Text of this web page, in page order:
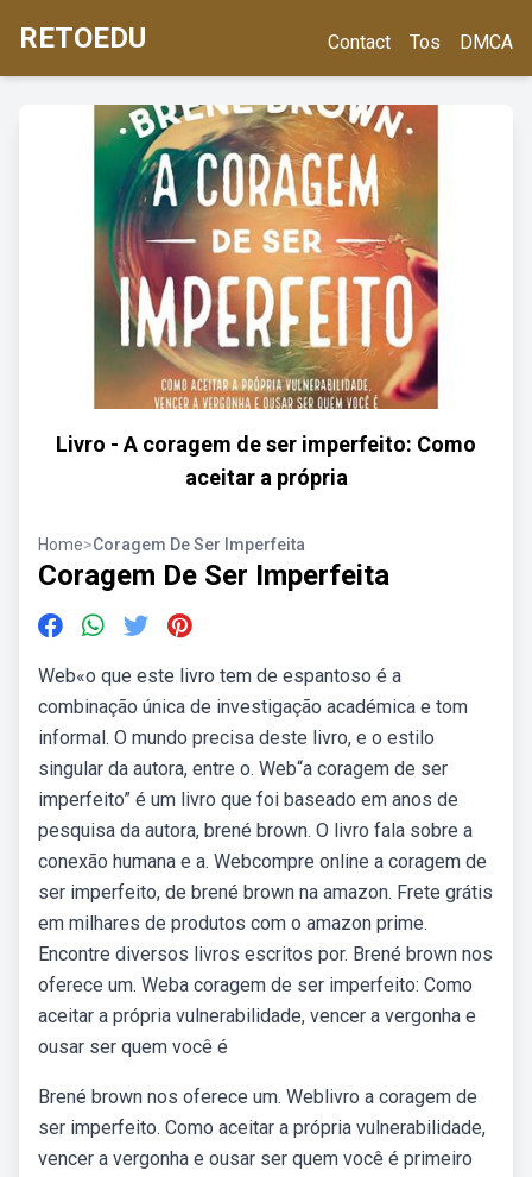
RETOEDU Contact Tos DMCA
Livro - A coragem de ser imperfeito: Como
aceitar a própria
Home>Coragem De Ser Imperfeita
Coragem De Ser Imperfeita
Web«o que este livro tem de espantoso é a
combinação única de investigação académica e tom
informal. O mundo precisa deste livro, e o estilo
singular da autora, entre o. Web“a coragem de ser
imperfeito” é um livro que foi baseado em anos de
pesquisa da autora, brené brown. O livro fala sobre a
conexão humana e a. Webcompre online a coragem de
ser imperfeito, de brené brown na amazon. Frete grátis
em milhares de produtos com o amazon prime.
Encontre diversos livros escritos por. Brené brown nos
oferece um. Weba coragem de ser imperfeito: Como
aceitar a própria vulnerabilidade, vencer a vergonha e
ousar ser quem você é
Brené brown nos oferece um. Weblivro a coragem de
ser imperfeito. Como aceitar a própria vulnerabilidade,
vencer a vergonha e ousar ser quem você é primeiro